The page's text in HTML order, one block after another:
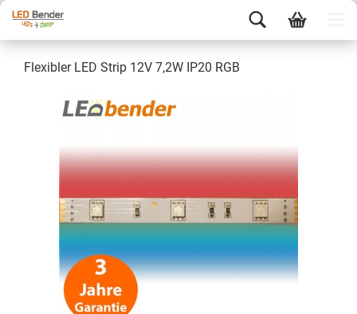
Flexibler LED Strip 12V 7,2W IP20 RGB